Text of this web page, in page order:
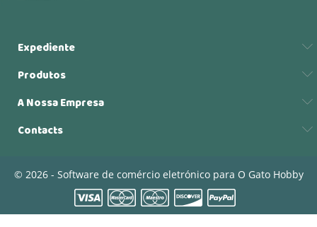
Expediente
Produtos
A Nossa Empresa
Contacts
© 2026 - Software de comércio eletrónico para O Gato Hobby